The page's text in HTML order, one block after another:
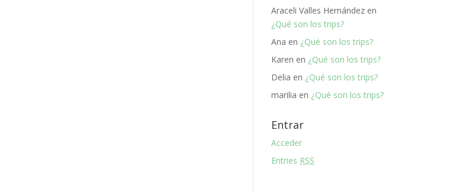
Araceli Valles Hernández en
¿Qué son los trips?
Ana en ¿Qué son los trips?
Karen en ¿Qué son los trips?
Delia en ¿Qué son los trips?
marilia en ¿Qué son los trips?
Entrar
Acceder
Entries RSS